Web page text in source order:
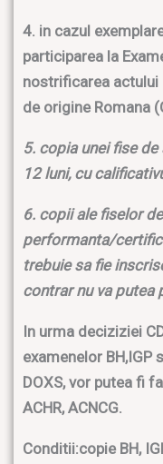
4. in cazul
participarea la
nostrificarea actului
de origine Romana
5. copia unei fise
12 luni, cu
6. copii ale fiselor
performanta/
trebuie sa fie
contrar nu va putea
In urma deciziziei
examenelor BH,IGP
DOXS, vor putea fi
ACHR, ACNCG.
Conditii:copie BH,